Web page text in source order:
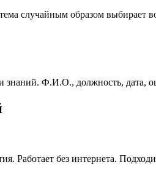
случайным образом выбирает
знаний. Ф.И.О., должность, дата,
Работает без интернета.